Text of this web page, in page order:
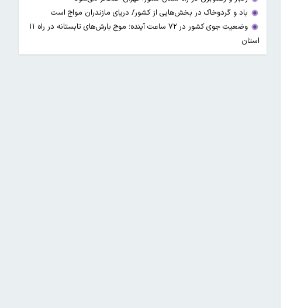
باد و گردوخاک در بخش‌هایی از کشور/ دریای مازندران مواج است
وضعیت جوی کشور در ۷۲ ساعت آینده؛ موج بارش‌های تابستانه در راه ۱۱
استان